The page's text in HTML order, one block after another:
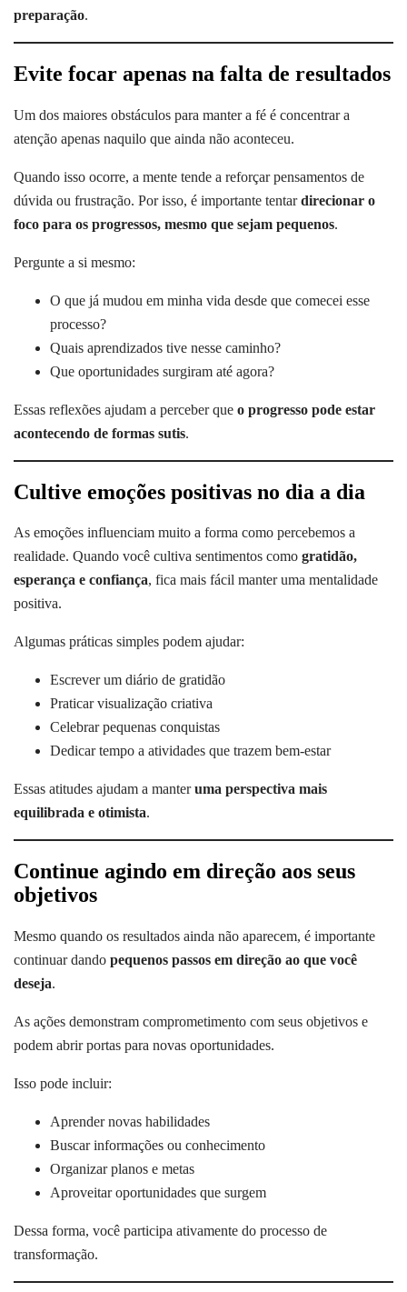
preparação.
Evite focar apenas na falta de resultados
Um dos maiores obstáculos para manter a fé é concentrar a
atenção apenas naquilo que ainda não aconteceu.
Quando isso ocorre, a mente tende a reforçar pensamentos de
dúvida ou frustração. Por isso, é importante tentardirecionar o
foco para os progressos, mesmo que sejam pequenos.
Pergunte a si mesmo:
O que já mudou em minha vida desde que comecei esse
processo?
Quais aprendizados tive nesse caminho?
Que oportunidades surgiram até agora?
Essas reflexões ajudam a perceber que o progresso pode estar
acontecendo de formas sutis.
Cultive emoções positivas no dia a dia
As emoções influenciam muito a forma como percebemos a
realidade. Quando você cultiva sentimentos como gratidão,
esperança e confiança, fica mais fácil manter uma mentalidade
positiva.
Algumas práticas simples podem ajudar:
Escrever um diário de gratidão
Praticar visualização criativa
Celebrar pequenas conquistas
Dedicar tempo a atividades que trazem bem-estar
Essas atitudes ajudam a manteruma perspectiva mais
equilibrada e otimista.
Continue agindo em direção aos seus
objetivos
Mesmo quando os resultados ainda não aparecem, é importante
continuar dando pequenos passos em direção ao que você
deseja.
As ações demonstram comprometimento com seus objetivos e
podem abrir portas para novas oportunidades.
Isso pode incluir:
Aprender novas habilidades
Buscar informações ou conhecimento
Organizar planos e metas
Aproveitar oportunidades que surgem
Dessa forma, você participa ativamente do processo de
transformação.